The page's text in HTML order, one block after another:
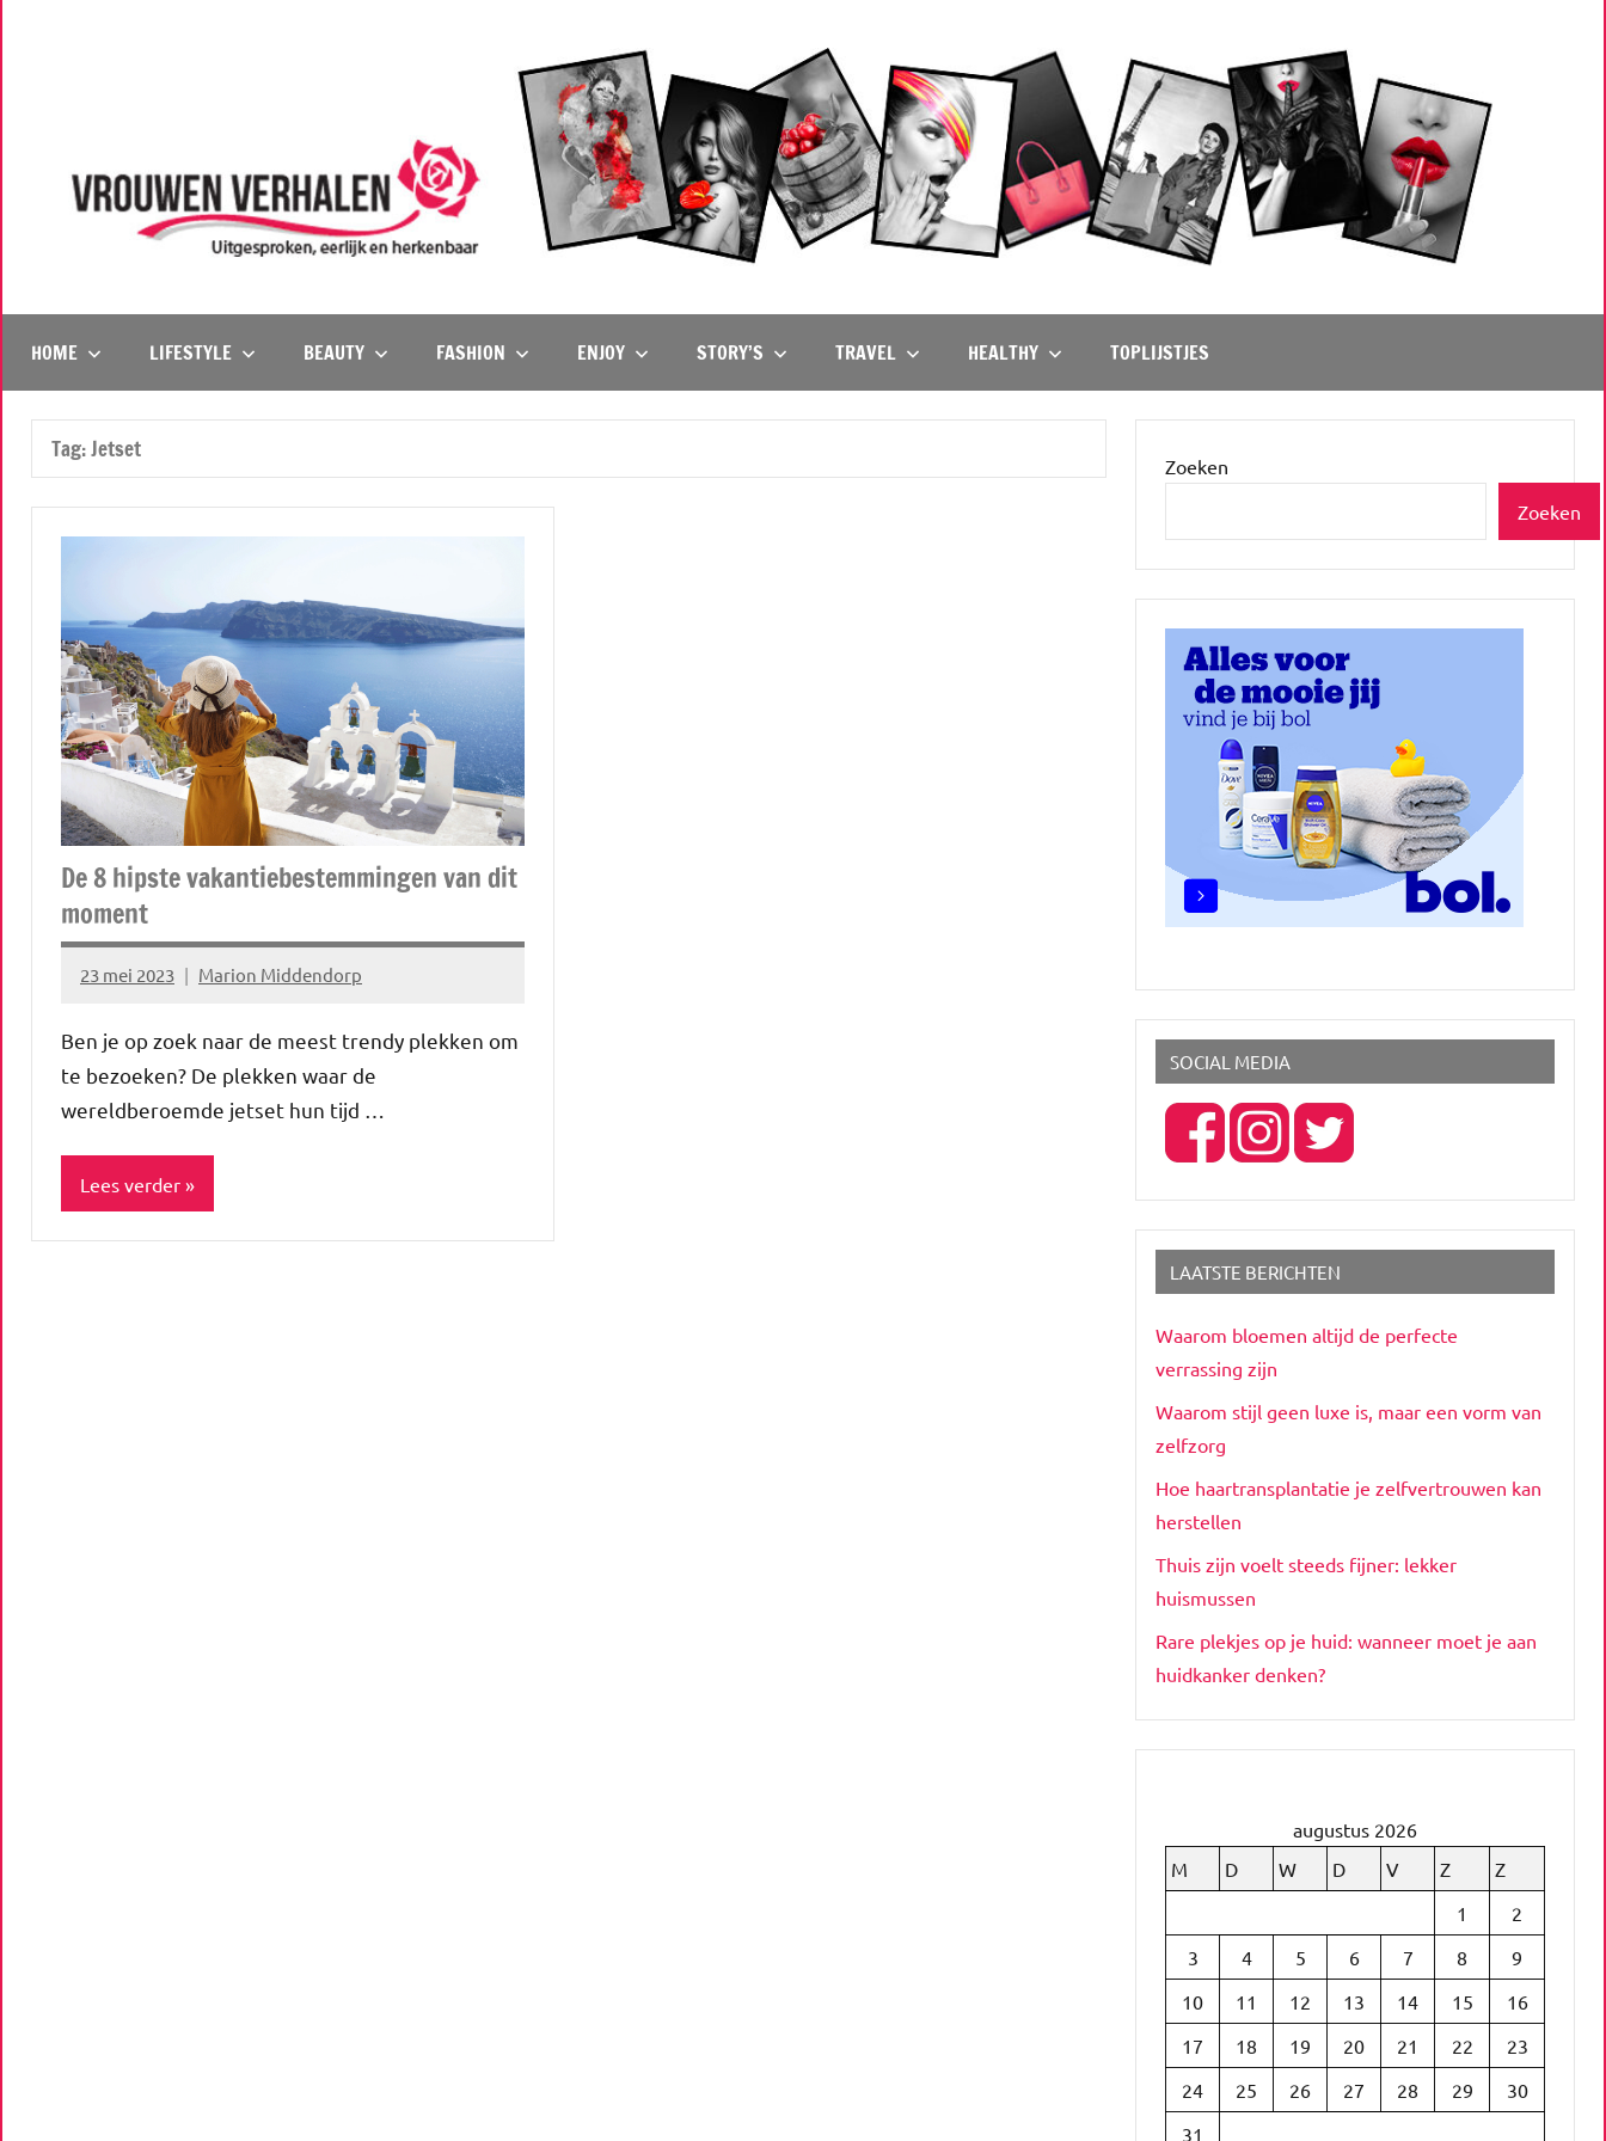
Vrouwenverhalen
eerlijk
en
HOME LIFESTYLE BEAUTY FASHION ENJOY STORY’S TRAVEL HEALTHY TOPLIJSTJES
Tag:Jetset
De 8 hipste vakantiebestemmingen van dit
moment
23 mei 2023 Marion Middendorp
Geen
Ben je op zoek naar de meest trendy plekken om
te bezoeken? De plekken waar de
wereldberoemde jetset hun tijd …
Lees verder
Zoeken
Zoeken
SOCIAL MEDIA
LAATSTE BERICHTEN
Waarom bloemen altijd de perfecte
verrassing zijn
Waarom stijl geen luxe is, maar een vorm van
zelfzorg
Hoe haartransplantatie je zelfvertrouwen kan
herstellen
Thuis zijn voelt steeds fijner: lekker
huismussen
Rare plekjes op je huid: wanneer moet je aan
huidkanker denken?
augustus 2026
M
D W D V Z
Z
1
2
3
4 5 6 7 8
9
10
11 12 13 14 15
16
17
18 19 20 21 22
23
24
25 26 27 28 29
30
31